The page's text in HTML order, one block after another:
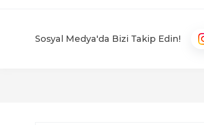
Sosyal Medya'da Bizi Takip Edin!